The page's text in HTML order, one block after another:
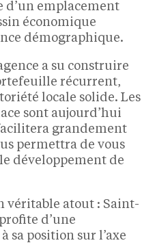
d’un emplacement
économique
démographique.
a su construire
récurrent,
locale solide. Les
sont aujourd’hui
grandement
permettra de vous
développement de
véritable atout : Saint-
d’une
sa position sur l’axe